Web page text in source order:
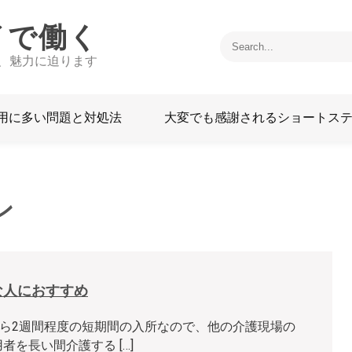
働く
魅力に迫ります
に多い問題と対処法 大変でも感謝されるショートス
におすすめ
2週間程度の短期間の入所なので、他の介護現場の
を長い間介護する […]